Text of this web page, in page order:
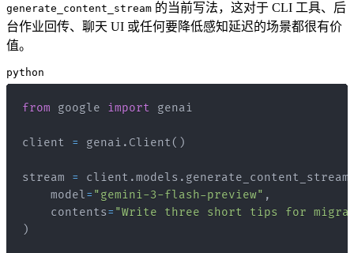
generate_content_stream 的当前写法，这对于 CLI 工具、后
台作业回传、聊天 UI 或任何要降低感知延迟的场景都很有价
值。
python
from google import
client = genai . Client( )
stream = client .models . generate_content_stream
    model
= "gemini-3-flash-preview" ,
    contents
= "Write three short tips for
)